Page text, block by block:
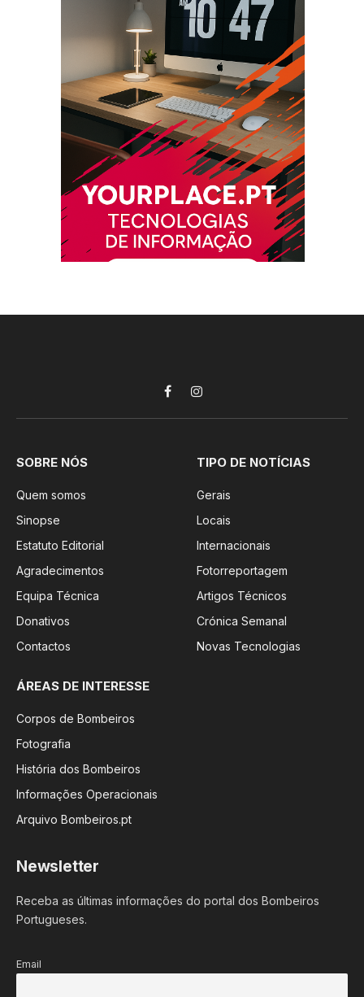
FacebookInstagram
SOBRE NÓS
Quem somos
Sinopse
Estatuto Editorial
Agradecimentos
Equipa Técnica
Donativos
Contactos
TIPO DE NOTÍCIAS
Gerais
Locais
Internacionais
Fotorreportagem
Artigos Técnicos
Crónica Semanal
Novas Tecnologias
ÁREAS DE INTERESSE
Corpos de Bombeiros
Fotografia
História dos Bombeiros
Informações Operacionais
Arquivo Bombeiros.pt
Newsletter
Receba as últimas informações do portal dos Bombeiros
Portugueses.
Email